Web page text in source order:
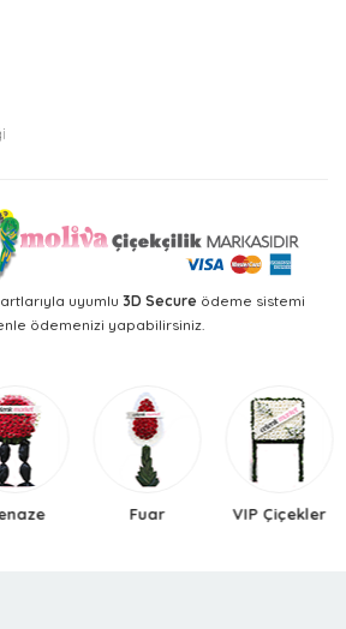
uyumlu 3D Secure ödeme sistemi
ödemenizi yapabilirsiniz.
Fuar VIP Çiçekler